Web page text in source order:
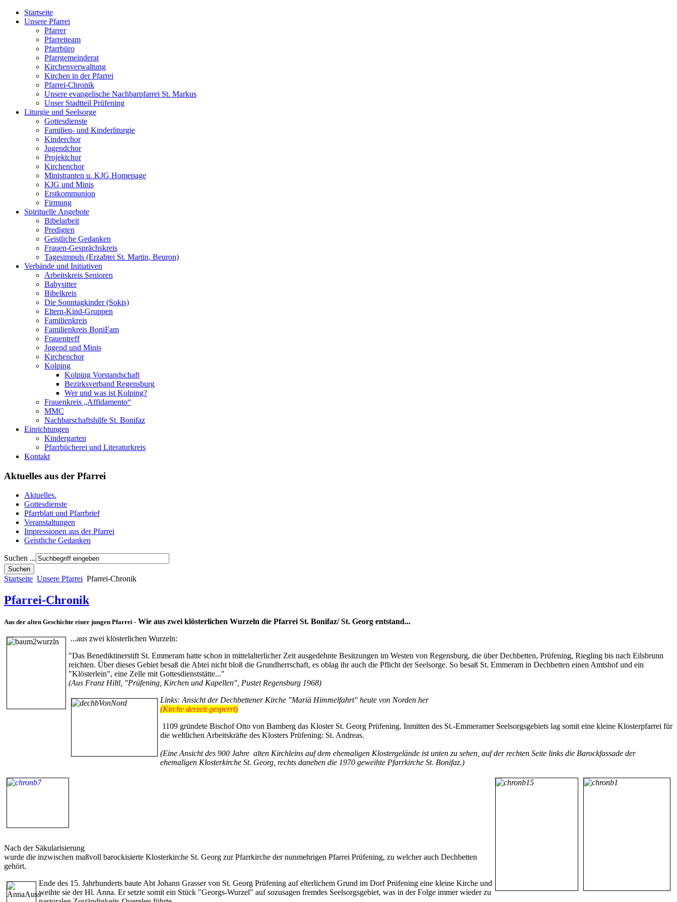
Startseite
Unsere Pfarrei
Pfarrer
Pfarreiteam
Pfarrbüro
Pfarrgemeinderat
Kirchenverwaltung
Kirchen in der Pfarrei
Pfarrei-Chronik
Unsere evangelische Nachbarpfarrei St. Markus
Unser Stadtteil Prüfening
Liturgie und Seelsorge
Gottesdienste
Familien- und Kinderliturgie
Kinderchor
Jugendchor
Projektchor
Kirchenchor
Ministranten u. KJG Homepage
KJG und Minis
Erstkommunion
Firmung
Spirituelle Angebote
Bibelarbeit
Predigten
Geistliche Gedanken
Frauen-Gesprächskreis
Tagesimpuls (Erzabtei St. Martin, Beuron)
Verbände und Initiativen
Arbeitskreis Senioren
Babysitter
Bibelkreis
Die Sonntagkinder (Sokis)
Eltern-Kind-Gruppen
Familienkreis
Familienkreis BoniFam
Frauentreff
Jugend und Minis
Kirchenchor
Kolping
Kolping Vorstandschaft
Bezirksverband Regensburg
Wer und was ist Kolping?
Frauenkreis „Affidamento“
MMC
Nachbarschaftshilfe St. Bonifaz
Einrichtungen
Kindergarten
Pfarrbücherei und Literaturkreis
Kontakt
Aktuelles aus der Pfarrei
Aktuelles.
Gottesdienste
Pfarrblatt und Pfarrbrief
Veranstaltungen
Impressionen aus der Pfarrei
Geistliche Gedanken
Suchen ...
Startseite Unsere Pfarrei Pfarrei-Chronik
Pfarrei-Chronik
Aus der alten Geschichte einer jungen Pfarrei - Wie aus zwei klösterlichen Wurzeln die Pfarrei St. Bonifaz/ St. Georg entstand...
...aus zwei klösterlichen Wurzeln:
"Das Benediktinerstift St. Emmeram hatte schon in mittelalterlicher Zeit ausgedehnte Besitzungen im Westen von Regensburg, die über Dechbetten, Prüfening, Riegling bis nach Eilsbrunn
reichten. Über dieses Gebiet besaß die Abtei nicht bloß die Grundherrschaft, es oblag ihr auch die Pflicht der Seelsorge. So besaß St. Emmeram in Dechbetten einen Amtshof und ein
"Klösterlein", eine Zelle mit Gottesdienststätte..."
(Aus Franz Hiltl, "Prüfening, Kirchen und Kapellen", Pustet Regensburg 1968)
Links: Ansicht der Dechbettener Kirche "Mariä Himmelfahrt" heute von Norden her
(Kirche derzeit gesperrt)
1109 gründete Bischof Otto von Bamberg das Kloster St. Georg Prüfening. Inmitten des St.-Emmeramer Seelsorgsgebiets lag somit eine kleine Klosterpfarrei für
die weltlichen Arbeitskräfte des Klosters Prüfening: St. Andreas.
(Eine Ansicht des 900 Jahre alten Kirchleins auf dem ehemaligen Klostergelände ist unten zu sehen, auf der rechten Seite links die Barockfassade der
ehemaligen Klosterkirche St. Georg, rechts daneben die 1970 geweihte Pfarrkirche St. Bonifaz.)
Nach der Säkularisierung
wurde die inzwischen maßvoll barockisierte Klosterkirche St. Georg zur Pfarrkirche der nunmehrigen Pfarrei Prüfening, zu welcher auch Dechbetten
gehört.
Ende des 15. Jahrhunderts baute Abt Johann Grasser von St. Georg Prüfening auf elterlichem Grund im Dorf Prüfening eine kleine Kirche und
weihte sie der Hl. Anna. Er setzte somit ein Stück "Georgs-Wurzel" auf sozusagen fremdes Seelsorgsgebiet, was in der Folge immer wieder zu